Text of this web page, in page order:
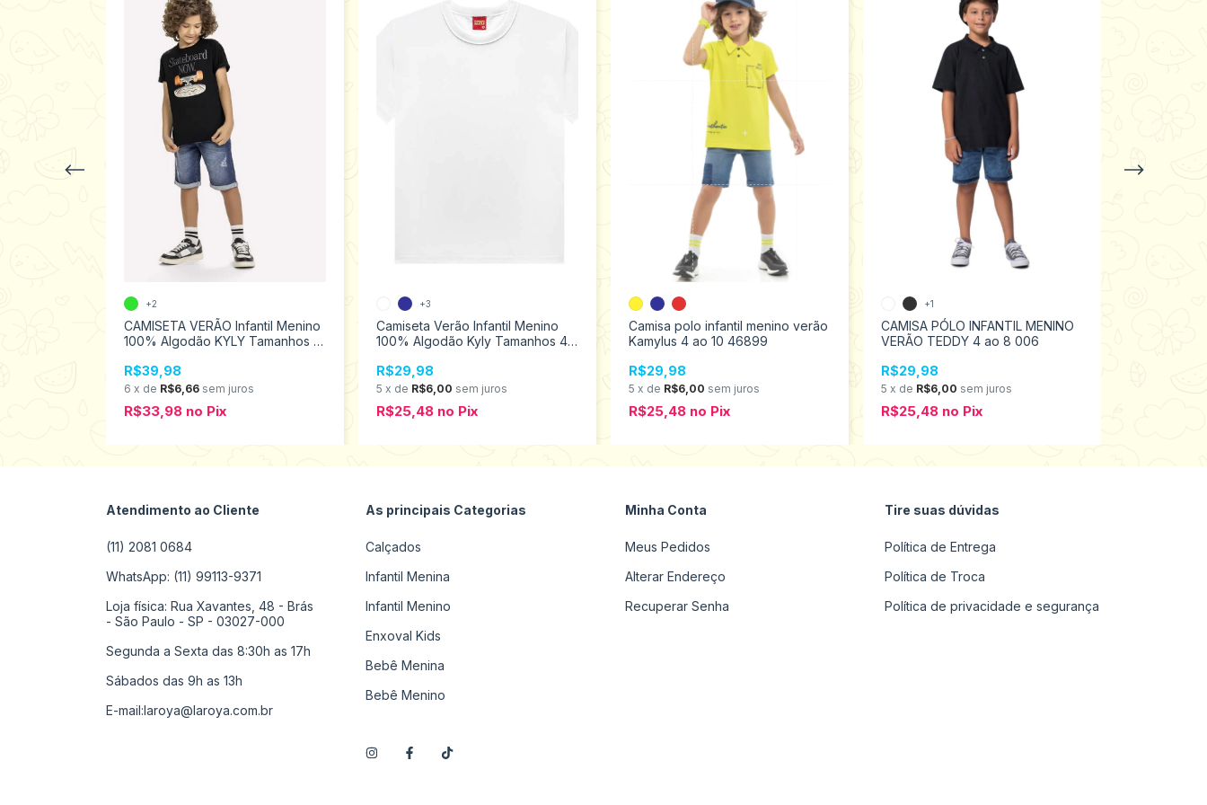
CAMISETA VERÃO Infantil Menino
100% Algodão KYLY Tamanhos 6
R$39,98
6 x de R$6,66 sem juros
R$33,98 no Pix
+2
Camiseta Verão Infantil Menino
100% Algodão Kyly Tamanhos 4
R$29,98
5 x de R$6,00 sem juros
R$25,48 no Pix
+3
Camisa polo infantil menino verão
Kamylus 4 ao 10 46899
R$29,98
5 x de R$6,00 sem juros
R$25,48 no Pix
CAMISA PÓLO INFANTIL MENINO
VERÃO TEDDY 4 ao 8 006
R$29,98
5 x de R$6,00 sem juros
R$25,48 no Pix
+1
Atendimento ao Cliente
(11) 2081 0684
WhatsApp: (11) 99113-9371
Loja física: Rua Xavantes, 48 - Brás
- São Paulo - SP - 03027-000
Segunda a Sexta das 8:30h as 17h
Sábados das 9h as 13h
E-mail:laroya@laroya.com.br
As principais Categorias
Calçados
Infantil Menina
Infantil Menino
Enxoval Kids
Bebê Menina
Bebê Menino
Minha Conta
Meus Pedidos
Alterar Endereço
Recuperar Senha
Tire suas dúvidas
Política de Entrega
Política de Troca
Política de privacidade e segurança